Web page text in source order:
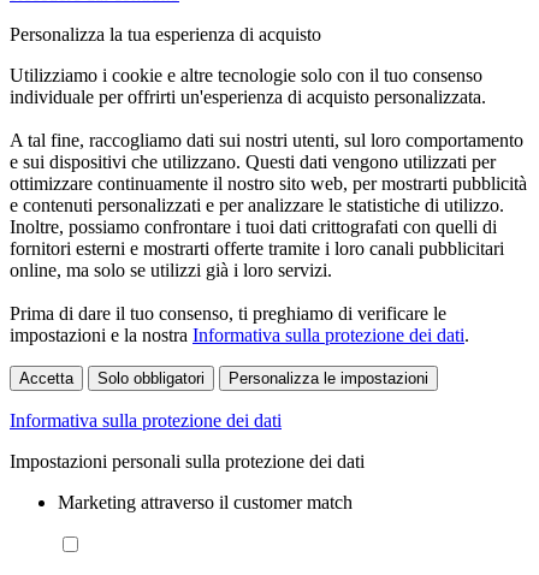
Personalizza la tua esperienza di acquisto
Utilizziamo i cookie e altre tecnologie solo con il tuo consenso
individuale per offrirti un'esperienza di acquisto personalizzata.
A tal fine, raccogliamo dati sui nostri utenti, sul loro comportamento
e sui dispositivi che utilizzano. Questi dati vengono utilizzati per
ottimizzare continuamente il nostro sito web, per mostrarti pubblicità
e contenuti personalizzati e per analizzare le statistiche di utilizzo.
Inoltre, possiamo confrontare i tuoi dati crittografati con quelli di
fornitori esterni e mostrarti offerte tramite i loro canali pubblicitari
online, ma solo se utilizzi già i loro servizi.
Prima di dare il tuo consenso, ti preghiamo di verificare le
impostazioni e la nostra Informativa sulla protezione dei dati.
Accetta Solo obbligatori Personalizza le impostazioni
Informativa sulla protezione dei dati
Impostazioni personali sulla protezione dei dati
Marketing attraverso il customer match